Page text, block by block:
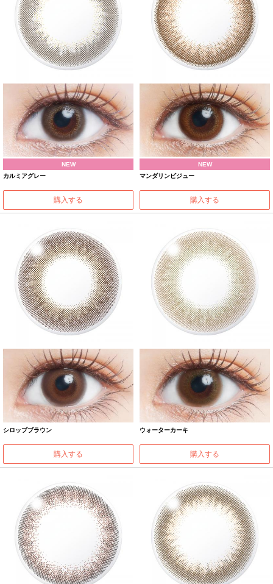
NEW
カルミアグレー
購入する
NEW
マンダリンビジュー
購入する
シロップブラウン
購入する
ウォーターカーキ
購入する